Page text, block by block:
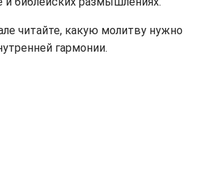
читайте, какую молитву нужно
гармонии.